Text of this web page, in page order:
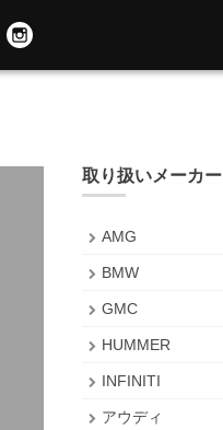
取り扱いメーカー
AMG
BMW
GMC
HUMMER
INFINITI
アウディ